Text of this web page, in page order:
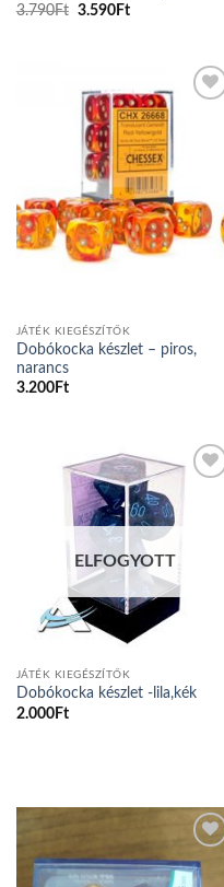
3.790Ft Original
3.590FtCurrent
JÁTÉK KIEGÉSZÍTŐK
Dobókocka készlet – piros,
narancs
3.200Ft
ELFOGYOTT
JÁTÉK KIEGÉSZÍTŐK
Dobókocka készlet -lila,kék
2.000Ft
Add to
wishlist